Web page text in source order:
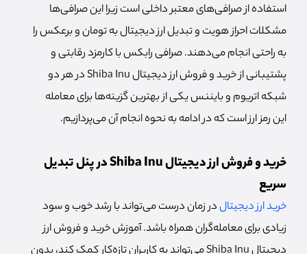
استفاده از صرافی‌های معتبر داخلی است زیرا این صرافی‌ها
مشکلات احراز هویت و تبدیل ارز دیجیتال به تومان و برعکس را
به راحتی انجام می‌دهند. صرافی رابکس با کارمزد رقابتی و
پشتیبانی از خرید و فروش ارز دیجیتال Shiba Inu در هر دو
شبکه اتریوم و بایننس یکی از بهترین گزینه‌ها برای معامله
این رمز ارز است که در ادامه به نحوه انجام آن می‌پردازیم.
خرید و فروش ارز دیجیتال Shiba Inu در پنل تبدیل
سریع
خرید ارز دیجیتالدر زمان درست می‌تواند با رشد خوب و سود
زیادی برای معامله‌گران همراه باشد. آموزش خرید و فروش ارز